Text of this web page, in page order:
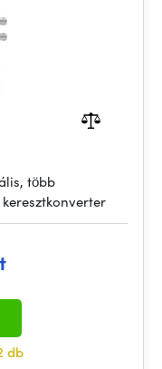
több
db